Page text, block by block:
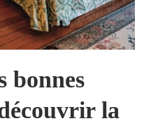
bonnes
la